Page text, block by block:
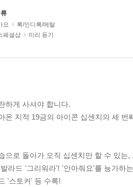
요
록/인디록/메탈
페셜샵 미리 듣기
하게 사셔야 합니다.
온 지적 19금의 아이콘 십센치의 세 번
으로 돌아가 오직 십센치만 할 수 있
라드 '그리워라'! '안아줘요'를 능가하
'스토커' 등 수록!